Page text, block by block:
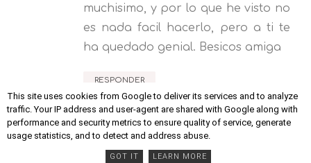
muchisimo, y por lo que he visto no
es nada facil hacerlo, pero a ti te
ha quedado genial. Besicos amiga
RESPONDER
Naiara y compañía
septiembre 16, 2012
This site uses cookies from Google to deliver its services and to analyze
traffic. Your IP address and user-agent are shared with Google along with
performance and security metrics to ensure quality of service, generate
usage statistics, and to detect and address abuse.
LEARN MORE
GOT IT